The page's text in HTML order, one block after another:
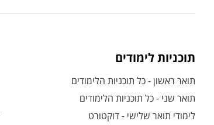
תוכניות לימודים
תואר ראשון - כל תוכניות הלימודים
תואר שני - כל תוכניות הלימודים
לימודי תואר שלישי - דוקטורט